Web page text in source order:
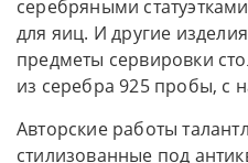
серебряными
для яиц. И другие
предметы сервировки
из серебра 925 пробы, с
Авторские работы
стилизованные под